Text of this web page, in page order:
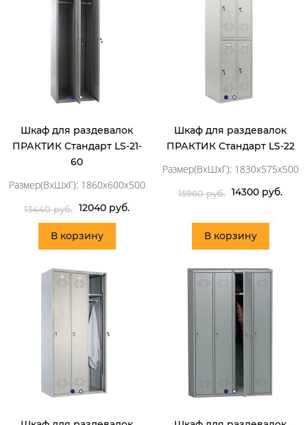
Шкаф для раздевалок
ПРАКТИК Стандарт LS-21-
60
Размер(ВхШхГ): 1860x600x500
13440 руб. 12040 руб.
В корзину
Шкаф для раздевалок
ПРАКТИК Стандарт LS-22
Размер(ВхШхГ): 1830x575x500
15960 руб. 14300 руб.
В корзину